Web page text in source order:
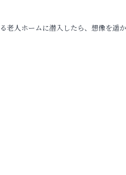
人ホームに潜入したら、想像を遥